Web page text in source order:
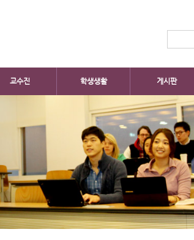
교수진 학생생활 게시판